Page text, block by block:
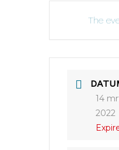
The
14
2022